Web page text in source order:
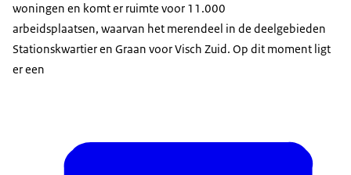
woningen en komt er ruimte voor 11.000
arbeidsplaatsen, waarvan het merendeel in de deelgebieden
Stationskwartier en Graan voor Visch Zuid. Op dit moment ligt
er een